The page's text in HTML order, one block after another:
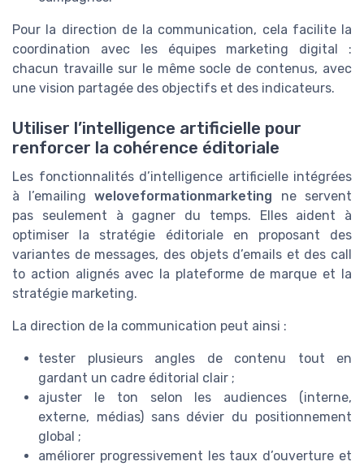
Pour la direction de la communication, cela facilite la
coordination avec les équipes marketing digital :
chacun travaille sur le même socle de contenus, avec
une vision partagée des objectifs et des indicateurs.
Utiliser l’intelligence artificielle pour
renforcer la cohérence éditoriale
Les fonctionnalités d’intelligence artificielle intégrées
à l’emailing weloveformationmarketing ne servent
pas seulement à gagner du temps. Elles aident à
optimiser la stratégie éditoriale en proposant des
variantes de messages, des objets d’emails et des call
to action alignés avec la plateforme de marque et la
stratégie marketing.
La direction de la communication peut ainsi :
tester plusieurs angles de contenu tout en
gardant un cadre éditorial clair ;
ajuster le ton selon les audiences (interne,
externe, médias) sans dévier du positionnement
global ;
améliorer progressivement les taux d’ouverture et